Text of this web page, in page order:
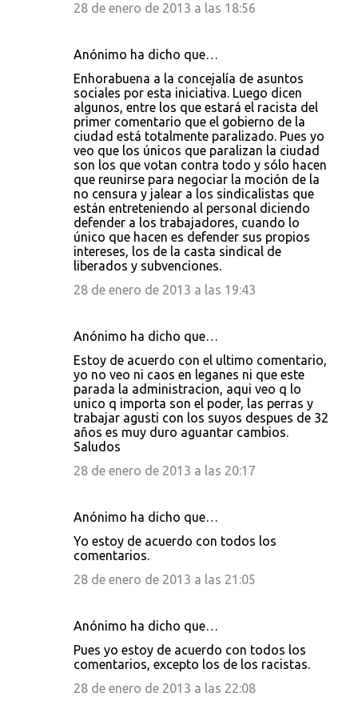
28 de enero de 2013 a las 18:56
Anónimo ha dicho que…
Enhorabuena a la concejalía de asuntos
sociales por esta iniciativa. Luego dicen
algunos, entre los que estará el racista del
primer comentario que el gobierno de la
ciudad está totalmente paralizado. Pues yo
veo que los únicos que paralizan la ciudad
son los que votan contra todo y sólo hacen
que reunirse para negociar la moción de la
no censura y jalear a los sindicalistas que
están entreteniendo al personal diciendo
defender a los trabajadores, cuando lo
único que hacen es defender sus propios
intereses, los de la casta sindical de
liberados y subvenciones.
28 de enero de 2013 a las 19:43
Anónimo ha dicho que…
Estoy de acuerdo con el ultimo comentario,
yo no veo ni caos en leganes ni que este
parada la administracion, aqui veo q lo
unico q importa son el poder, las perras y
trabajar agusti con los suyos despues de 32
años es muy duro aguantar cambios.
Saludos
28 de enero de 2013 a las 20:17
Anónimo ha dicho que…
Yo estoy de acuerdo con todos los
comentarios.
28 de enero de 2013 a las 21:05
Anónimo ha dicho que…
Pues yo estoy de acuerdo con todos los
comentarios, excepto los de los racistas.
28 de enero de 2013 a las 22:08